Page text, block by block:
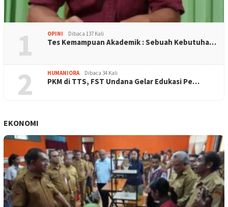
1 OPINI Dibaca 137 Kali
Tes Kemampuan Akademik : Sebuah Kebutuha…
2 HUMANIORA Dibaca 34 Kali
PKM di TTS, FST Undana Gelar Edukasi Pe…
EKONOMI